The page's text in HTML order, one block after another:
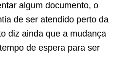
algum documento, o
de ser atendido perto da
diz ainda que a mudança
de espera para ser